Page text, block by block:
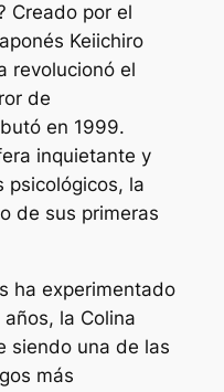
Creado por el
Keiichiro
revolucionó el
de
en 1999.
inquietante y
psicológicos, la
de sus primeras
ha experimentado
la Colina
siendo una de las
más